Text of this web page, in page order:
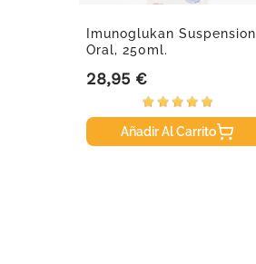
Imunoglukan Suspension
Oral, 250ml.
Precio
28,95 €
Añadir Al Carrito